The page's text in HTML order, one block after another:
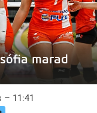
marad
– 11:41